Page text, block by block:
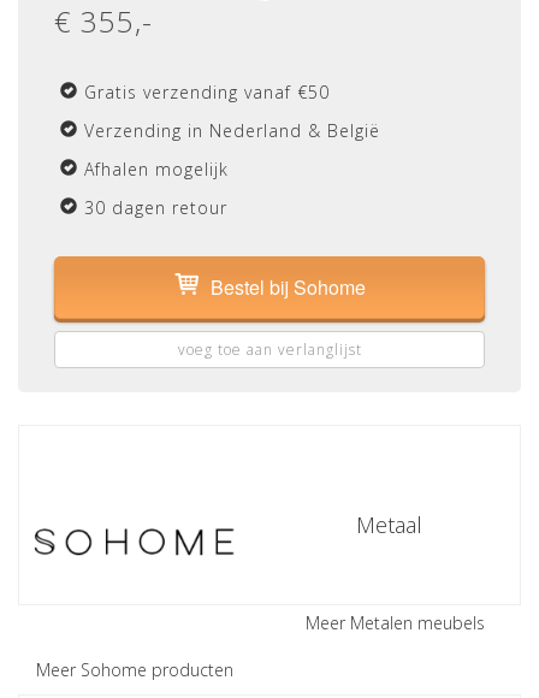
€ 355,-
Gratis verzending vanaf €50
Verzending in Nederland & België
Afhalen mogelijk
30 dagen retour
Bestel bij Sohome
voeg toe aan verlanglijst
Meer Sohome producten
Metaal
Meer Metalen meubels